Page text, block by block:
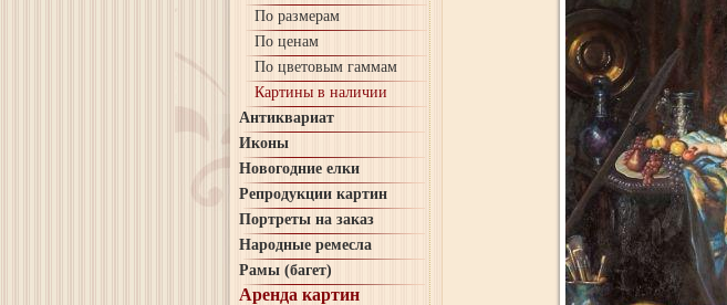
По размерам
По ценам
По цветовым гаммам
Картины в наличии
Антиквариат
Иконы
Новогодние елки
Репродукции картин
Портреты на заказ
Народные ремесла
Рамы (багет)
Аренда картин